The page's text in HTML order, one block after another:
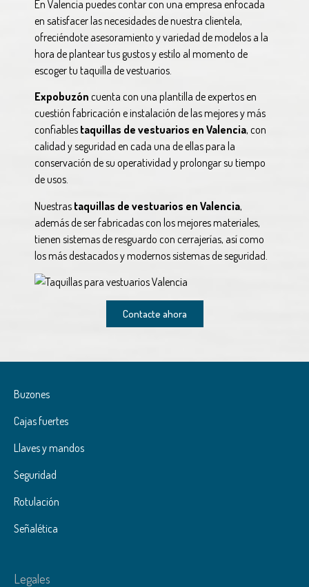
En Valencia puedes contar con una empresa enfocada
en satisfacer las necesidades de nuestra clientela,
ofreciéndote asesoramiento y variedad de modelos a la
hora de plantear tus gustos y estilo al momento de
escoger tu taquilla de vestuarios.
Expobuzón cuenta con una plantilla de expertos en
cuestión fabricación e instalación de las mejores y más
confiables taquillas de vestuarios en Valencia, con
calidad y seguridad en cada una de ellas para la
conservación de su operatividad y prolongar su tiempo
de usos.
Nuestras taquillas de vestuarios en Valencia,
además de ser fabricadas con los mejores materiales,
tienen sistemas de resguardo con cerrajerías, así como
los más destacados y modernos sistemas de seguridad.
Contacte ahora
Buzones
Cajas fuertes
Llaves y mandos
Seguridad
Rotulación
Señalética
Legales